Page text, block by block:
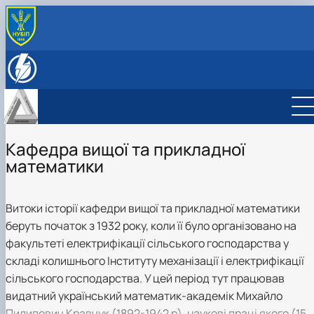
ПРО КАФЕДРУ
Навчально-методичне забезпечення дисциплін:
Сертифікатні програми
СПЕЦІАЛЬНІ РОЗДІЛИ ВИЩОЇ
МАТЕМАТИКИ
ТЕХНОЛОГІЙ»
НАУКОВИЙ ГУРТОК «НЕСТАНДАРТНІ
МАТЕМАТИЧНІ ЗАДАЧІ»
ТЕОРІЇ»
НАУКОВИЙ ГУРТОК «ВИЩА МАТЕМАТИКА»
НАУКОВИЙ ГУРТОК "МАТЕМАТИЧНІ
В ЕНЕРГЕТИЦІ"
Кафедра вищої та прикладної
математики
Витоки історії кафедри вищої та прикладної математики
беруть початок з 1932 року, коли її було організовано на
факультеті електрифікації сільського господарства у
складі колишнього Інституту механізації і електрифікації
сільського господарства. У цей період тут працював
видатний український математик-академік Михайло